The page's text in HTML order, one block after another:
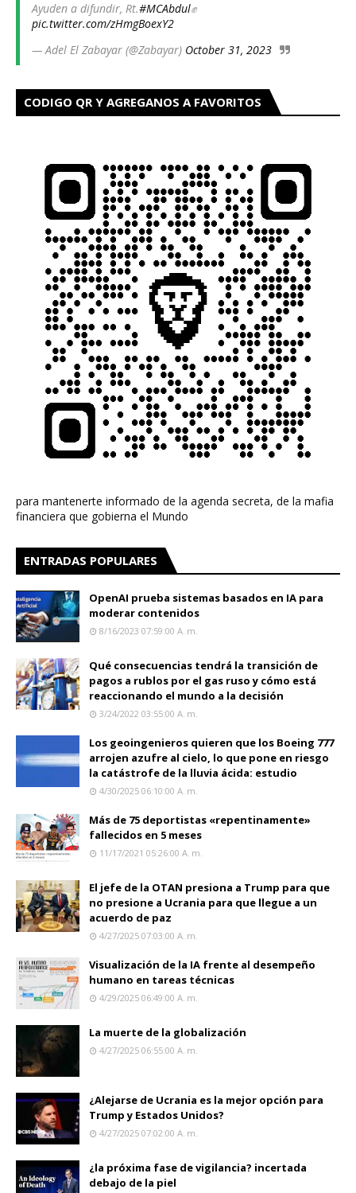
Ayuden a difundir, Rt.#MCAbdul✊
pic.twitter.com/zHmgBoexY2
— Adel El Zabayar (@Zabayar) October 31, 2023
CODIGO QR Y AGREGANOS A FAVORITOS
para mantenerte informado de la agenda secreta, de la mafia
financiera que gobierna el Mundo
ENTRADAS POPULARES
OpenAI prueba sistemas basados en IA para
moderar contenidos
8/16/2023 07:59:00 A. M.
Qué consecuencias tendrá la transición de
pagos a rublos por el gas ruso y cómo está
reaccionando el mundo a la decisión
3/24/2022 03:55:00 A. M.
Los geoingenieros quieren que los Boeing 777
arrojen azufre al cielo, lo que pone en riesgo
la catástrofe de la lluvia ácida: estudio
4/30/2025 06:10:00 A. M.
Más de 75 deportistas «repentinamente»
fallecidos en 5 meses
11/17/2021 05:26:00 A. M.
El jefe de la OTAN presiona a Trump para que
no presione a Ucrania para que llegue a un
acuerdo de paz
4/27/2025 07:03:00 A. M.
Visualización de la IA frente al desempeño
humano en tareas técnicas
4/29/2025 06:49:00 A. M.
La muerte de la globalización
4/27/2025 06:55:00 A. M.
¿Alejarse de Ucrania es la mejor opción para
Trump y Estados Unidos?
4/27/2025 07:02:00 A. M.
¿la próxima fase de vigilancia? incertada
debajo de la piel